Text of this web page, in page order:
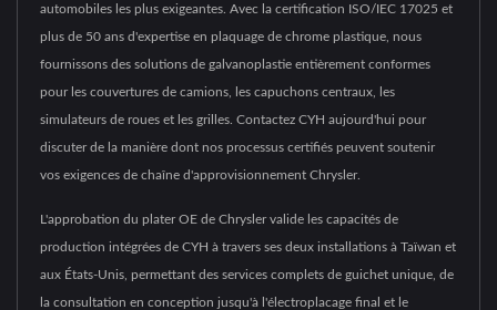
automobiles les plus exigeantes. Avec la certification ISO/IEC 17025 et
plus de 50 ans d'expertise en plaquage de chrome plastique, nous
fournissons des solutions de galvanoplastie entièrement conformes
pour les couvertures de camions, les capuchons centraux, les
simulateurs de roues et les grilles. Contactez CYH aujourd'hui pour
discuter de la manière dont nos processus certifiés peuvent soutenir
vos exigences de chaîne d'approvisionnement Chrysler.
L'approbation du plater OE de Chrysler valide les capacités de
production intégrées de CYH à travers ses deux installations à Taïwan et
aux États-Unis, permettant des services complets de guichet unique, de
la consultation en conception jusqu'à l'électroplacage final et le